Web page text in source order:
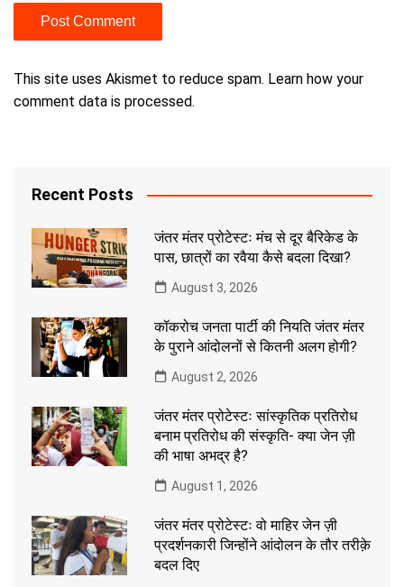
This site uses Akismet to reduce spam. Learn how your
comment data is processed.
Recent Posts
जंतर मंतर प्रोटेस्टः मंच से दूर बैरिकेड के
पास, छात्रों का रवैया कैसे बदला दिखा?
August 3, 2026
कॉकरोच जनता पार्टी की नियति जंतर मंतर
के पुराने आंदोलनों से कितनी अलग होगी?
August 2, 2026
जंतर मंतर प्रोटेस्टः सांस्कृतिक प्रतिरोध
बनाम प्रतिरोध की संस्कृति- क्या जेन ज़ी
की भाषा अभद्र है?
August 1, 2026
जंतर मंतर प्रोटेस्टः वो माहिर जेन ज़ी
प्रदर्शनकारी जिन्होंने आंदोलन के तौर तरीक़े
बदल दिए